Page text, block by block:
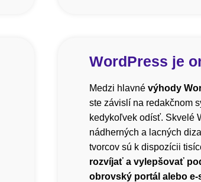
WordPress je
Medzi hlavné výhody
ste závislí na redakčnom
kedykoľvek odísť. Skvelé
nádherných a lacných
tvorcov sú k dispozícii
rozvíjať a vylepšovať
obrovský portál alebo e-